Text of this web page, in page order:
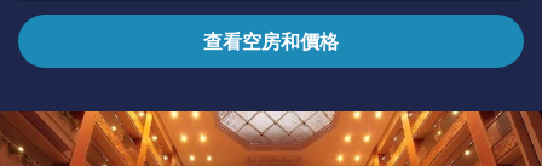
查看空房和價格